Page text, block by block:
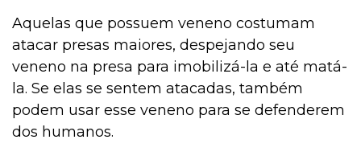
Aquelas que possuem veneno costumam
atacar presas maiores, despejando seu
veneno na presa para imobilizá-la e até matá-
la. Se elas se sentem atacadas, também
podem usar esse veneno para se defenderem
dos humanos.